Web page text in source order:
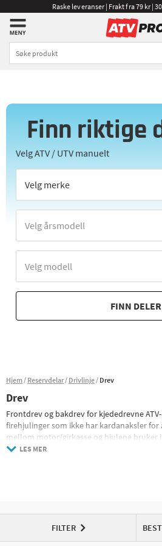
Raske leveranser | Frakt fra 79 kr |
Finn riktige
Velg ATV / UTV manuelt
FINN DELER
Hjem Reservdelar Drivlinje Drev
Drev
Frontdrev og bakdrev for kjededrevne
firehjulinger som ikke har kardanaksler
mellom motor/girkasse og hjulene bruker
over gir plassert foran på motoren og bak
lavere toppfart hvis du endrer forholdet
topphastighet eller lavere motorturtall
mindre akselerasjon som følger. Ofte
LES MER
FILTER